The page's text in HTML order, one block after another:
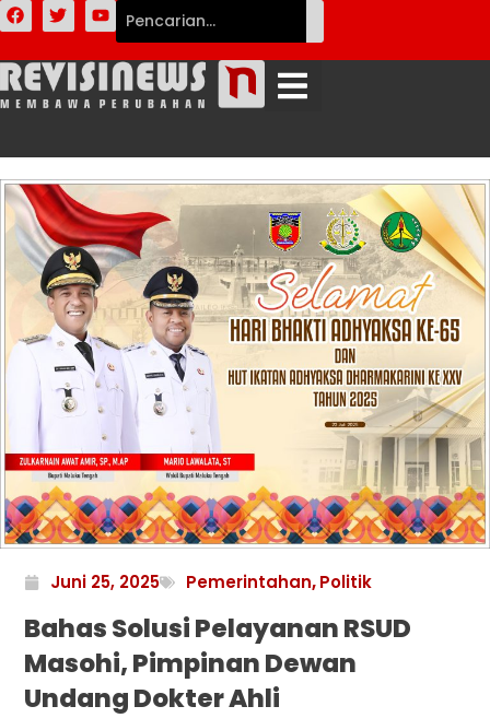
Juni 25, 2025 Pemerintahan,Politik
Bahas Solusi Pelayanan RSUD
Masohi, Pimpinan Dewan
Undang Dokter Ahli